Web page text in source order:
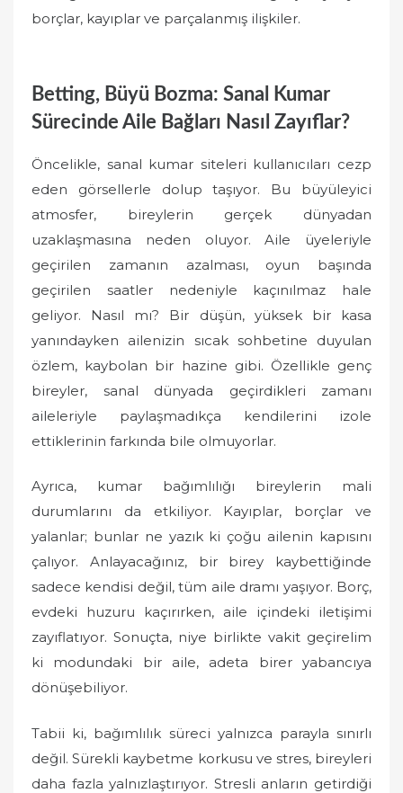
borçlar, kayıplar ve parçalanmış ilişkiler.
Betting, Büyü Bozma: Sanal Kumar
Sürecinde Aile Bağları Nasıl Zayıflar?
Öncelikle, sanal kumar siteleri kullanıcıları cezp
eden görsellerle dolup taşıyor. Bu büyüleyici
atmosfer, bireylerin gerçek dünyadan
uzaklaşmasına neden oluyor. Aile üyeleriyle
geçirilen zamanın azalması, oyun başında
geçirilen saatler nedeniyle kaçınılmaz hale
geliyor. Nasıl mı? Bir düşün, yüksek bir kasa
yanındayken ailenizin sıcak sohbetine duyulan
özlem, kaybolan bir hazine gibi. Özellikle genç
bireyler, sanal dünyada geçirdikleri zamanı
aileleriyle paylaşmadıkça kendilerini izole
ettiklerinin farkında bile olmuyorlar.
Ayrıca, kumar bağımlılığı bireylerin mali
durumlarını da etkiliyor. Kayıplar, borçlar ve
yalanlar; bunlar ne yazık ki çoğu ailenin kapısını
çalıyor. Anlayacağınız, bir birey kaybettiğinde
sadece kendisi değil, tüm aile dramı yaşıyor. Borç,
evdeki huzuru kaçırırken, aile içindeki iletişimi
zayıflatıyor. Sonuçta, niye birlikte vakit geçirelim
ki modundaki bir aile, adeta birer yabancıya
dönüşebiliyor.
Tabii ki, bağımlılık süreci yalnızca parayla sınırlı
değil. Sürekli kaybetme korkusu ve stres, bireyleri
daha fazla yalnızlaştırıyor. Stresli anların getirdiği